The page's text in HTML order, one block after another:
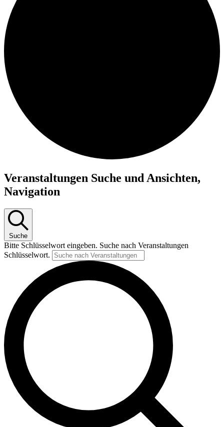
Veranstaltungen
Veranstaltungen Suche und Ansichten,
Navigation
Suche
Bitte Schlüsselwort eingeben. Suche nach Veranstaltungen
Schlüsselwort.